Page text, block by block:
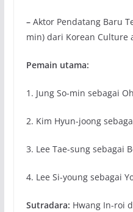
–Aktor Pendatang Baru
min) dari Korean Culture
Pemain utama:
1. Jung So-min sebagai
2. Kim Hyun-joong
3. Lee Tae-sung sebagai
4. Lee Si-young sebagai
Sutradara: Hwang In-roi